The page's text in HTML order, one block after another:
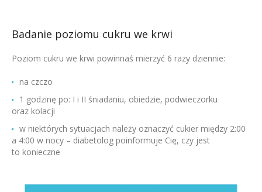
Badanie poziomu cukru we krwi
Poziom cukru we krwi powinnaś mierzyć 6 razy dziennie:
na czczo
1 godzinę po: I i II śniadaniu, obiedzie, podwieczorku
oraz kolacji
w niektórych sytuacjach należy oznaczyć cukier między 2:00
a 4:00 w nocy – diabetolog poinformuje Cię, czy jest
to konieczne